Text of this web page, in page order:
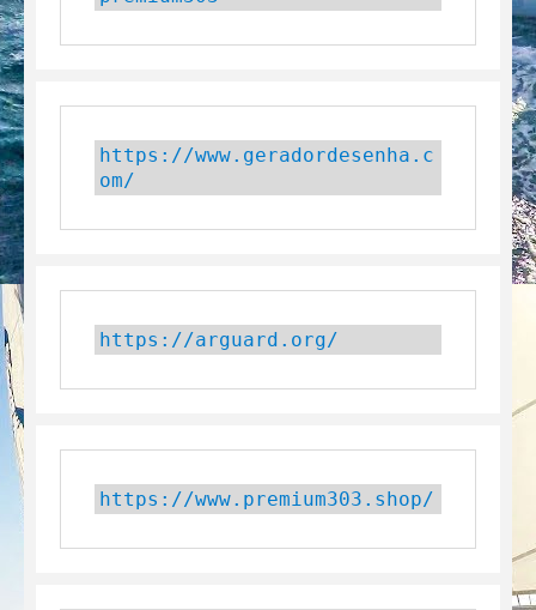
https://www.geradordesenha.c
om/
https://arguard.org/
https://www.premium303.shop/